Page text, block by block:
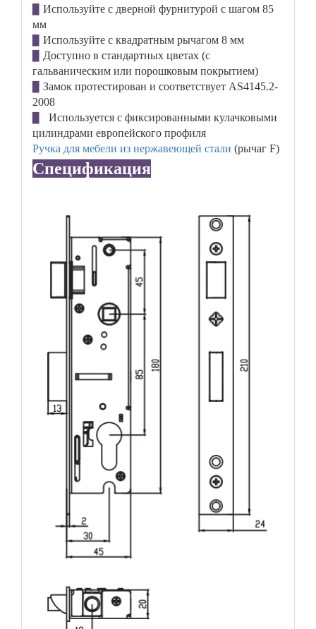
Используйте с дверной фурнитурой с шагом 85
мм
Используйте с квадратным рычагом 8 мм
Доступно в стандартных цветах (с
гальваническим или порошковым покрытием)
Замок протестирован и соответствует AS4145.2-
2008
Используется с фиксированными кулачковыми
цилиндрами европейского профиля
Ручка для мебели из нержавеющей стали (рычаг F)
Спецификация